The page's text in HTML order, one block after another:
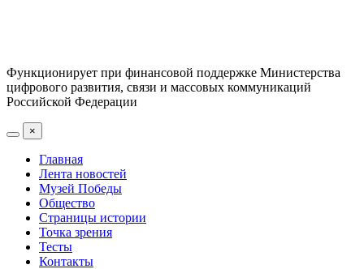
Функционирует при финансовой поддержке Министерства
цифрового развития, связи и массовых коммуникаций
Российской Федерации
×
Главная
Лента новостей
Музей Победы
Общество
Страницы истории
Точка зрения
Тесты
Контакты